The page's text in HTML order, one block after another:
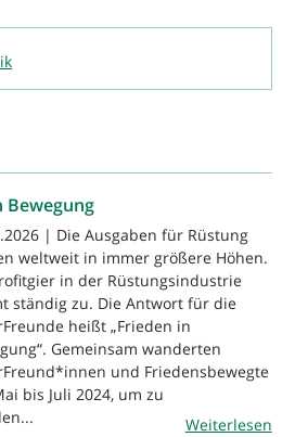
Bewegung
| Die Ausgaben für Rüstung
weltweit in immer größere Höhen.
in der Rüstungsindustrie
ständig zu. Die Antwort für die
heißt „Frieden in
Gemeinsam wanderten
und Friedensbewegte
bis Juli 2024, um zu
Weiterlesen